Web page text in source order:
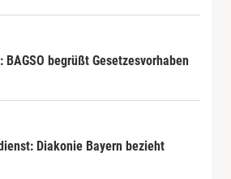
begrüßt Gesetzesvorhaben
Diakonie Bayern bezieht